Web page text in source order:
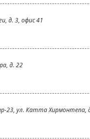
д. 3, офис 41
д. 22
23, ул. Катта Хирмонтепа,